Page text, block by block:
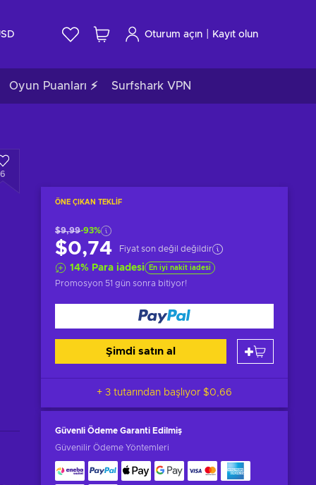
Oturum açın Kayıt olun
Oyun Puanları ⚡ Surfshark VPN
6
ÖNE ÇIKAN TEKLIF
$9,99-93%
$0,74 Fiyat son değil değildir
14% Para iadesi En iyi nakit iadesi
Promosyon 51 gün sonra bitiyor!
Şimdi satın al
+ 3 tutarından başlıyor $0,66
Güvenli Ödeme Garanti Edilmiş
Güvenilir Ödeme Yöntemleri